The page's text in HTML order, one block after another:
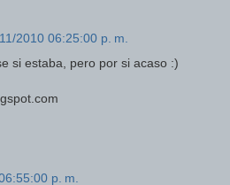
2010 06:25:00 p. m.
si estaba, pero por si acaso :)
p. m.